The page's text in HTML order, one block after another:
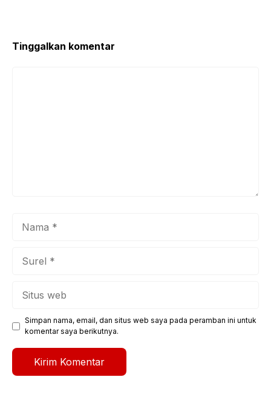
k
Tinggalkan komentar
Simpan nama, email, dan situs web saya pada peramban ini untuk
komentar saya berikutnya.